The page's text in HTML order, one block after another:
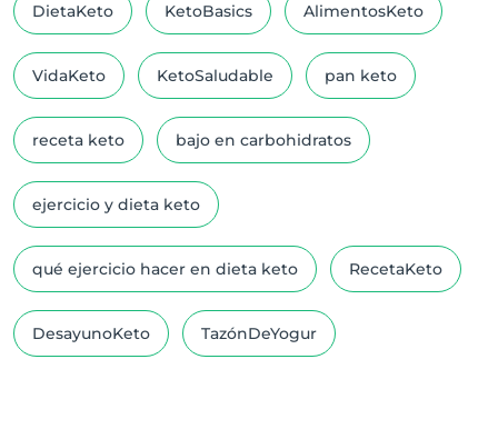
DietaKeto KetoBasics AlimentosKeto
VidaKeto KetoSaludable pan keto
receta keto bajo en carbohidratos
ejercicio y dieta keto
qué ejercicio hacer en dieta keto RecetaKeto
DesayunoKeto TazónDeYogur